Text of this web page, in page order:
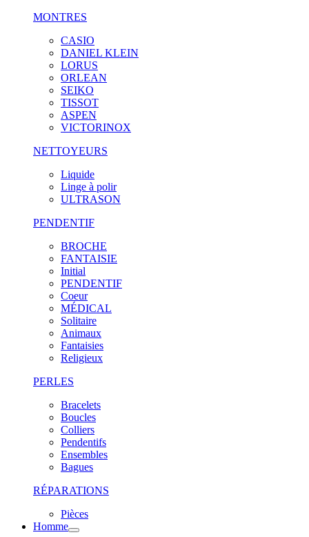
MONTRES
CASIO
DANIEL KLEIN
LORUS
ORLEAN
SEIKO
TISSOT
ASPEN
VICTORINOX
NETTOYEURS
Liquide
Linge à polir
ULTRASON
PENDENTIF
BROCHE
FANTAISIE
Initial
PENDENTIF
Coeur
MÉDICAL
Solitaire
Animaux
Fantaisies
Religieux
PERLES
Bracelets
Boucles
Colliers
Pendentifs
Ensembles
Bagues
RÉPARATIONS
Pièces
Homme